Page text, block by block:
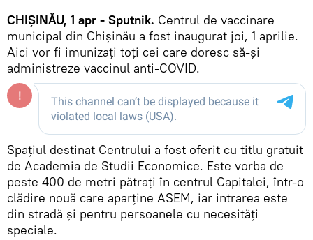
CHIȘINĂU, 1 apr - Sputnik. Centrul de vaccinare
municipal din Chișinău a fost inaugurat joi, 1 aprilie.
Aici vor fi imunizați toți cei care doresc să-și
administreze vaccinul anti-COVID.
Spațiul destinat Centrului a fost oferit cu titlu gratuit
de Academia de Studii Economice. Este vorba de
peste 400 de metri pătrați în centrul Capitalei, într-o
clădire nouă care aparține ASEM, iar intrarea este
din stradă și pentru persoanele cu necesități
speciale.